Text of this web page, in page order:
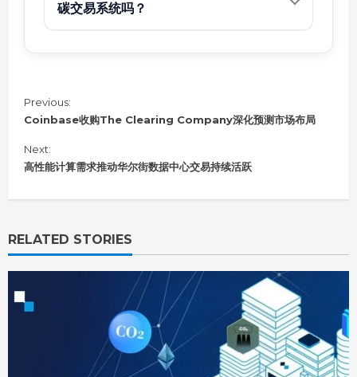
碳交易系统吗？
C
o
t
i
u
R
e
a
i
Previous:
Coinbase收购The Clearing Company深化预测市场布局
Next:
高性能计算需求推动华尔街数据中心交易持续活跃
RELATED STORIES